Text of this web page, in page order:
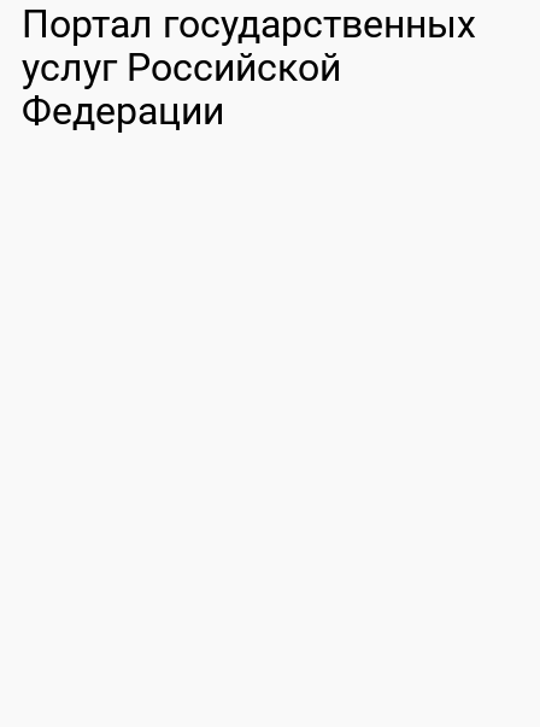
Портал государственных
услуг Российской
Федерации